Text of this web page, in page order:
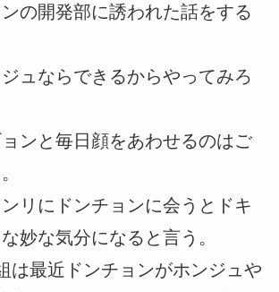
の開発部に誘われた話をする
ュならできるからやってみろ
ンと毎日顔をあわせるのはご
リにドンチョンに会うとドキ
妙な気分になると言う。
は最近ドンチョンがホンジュや